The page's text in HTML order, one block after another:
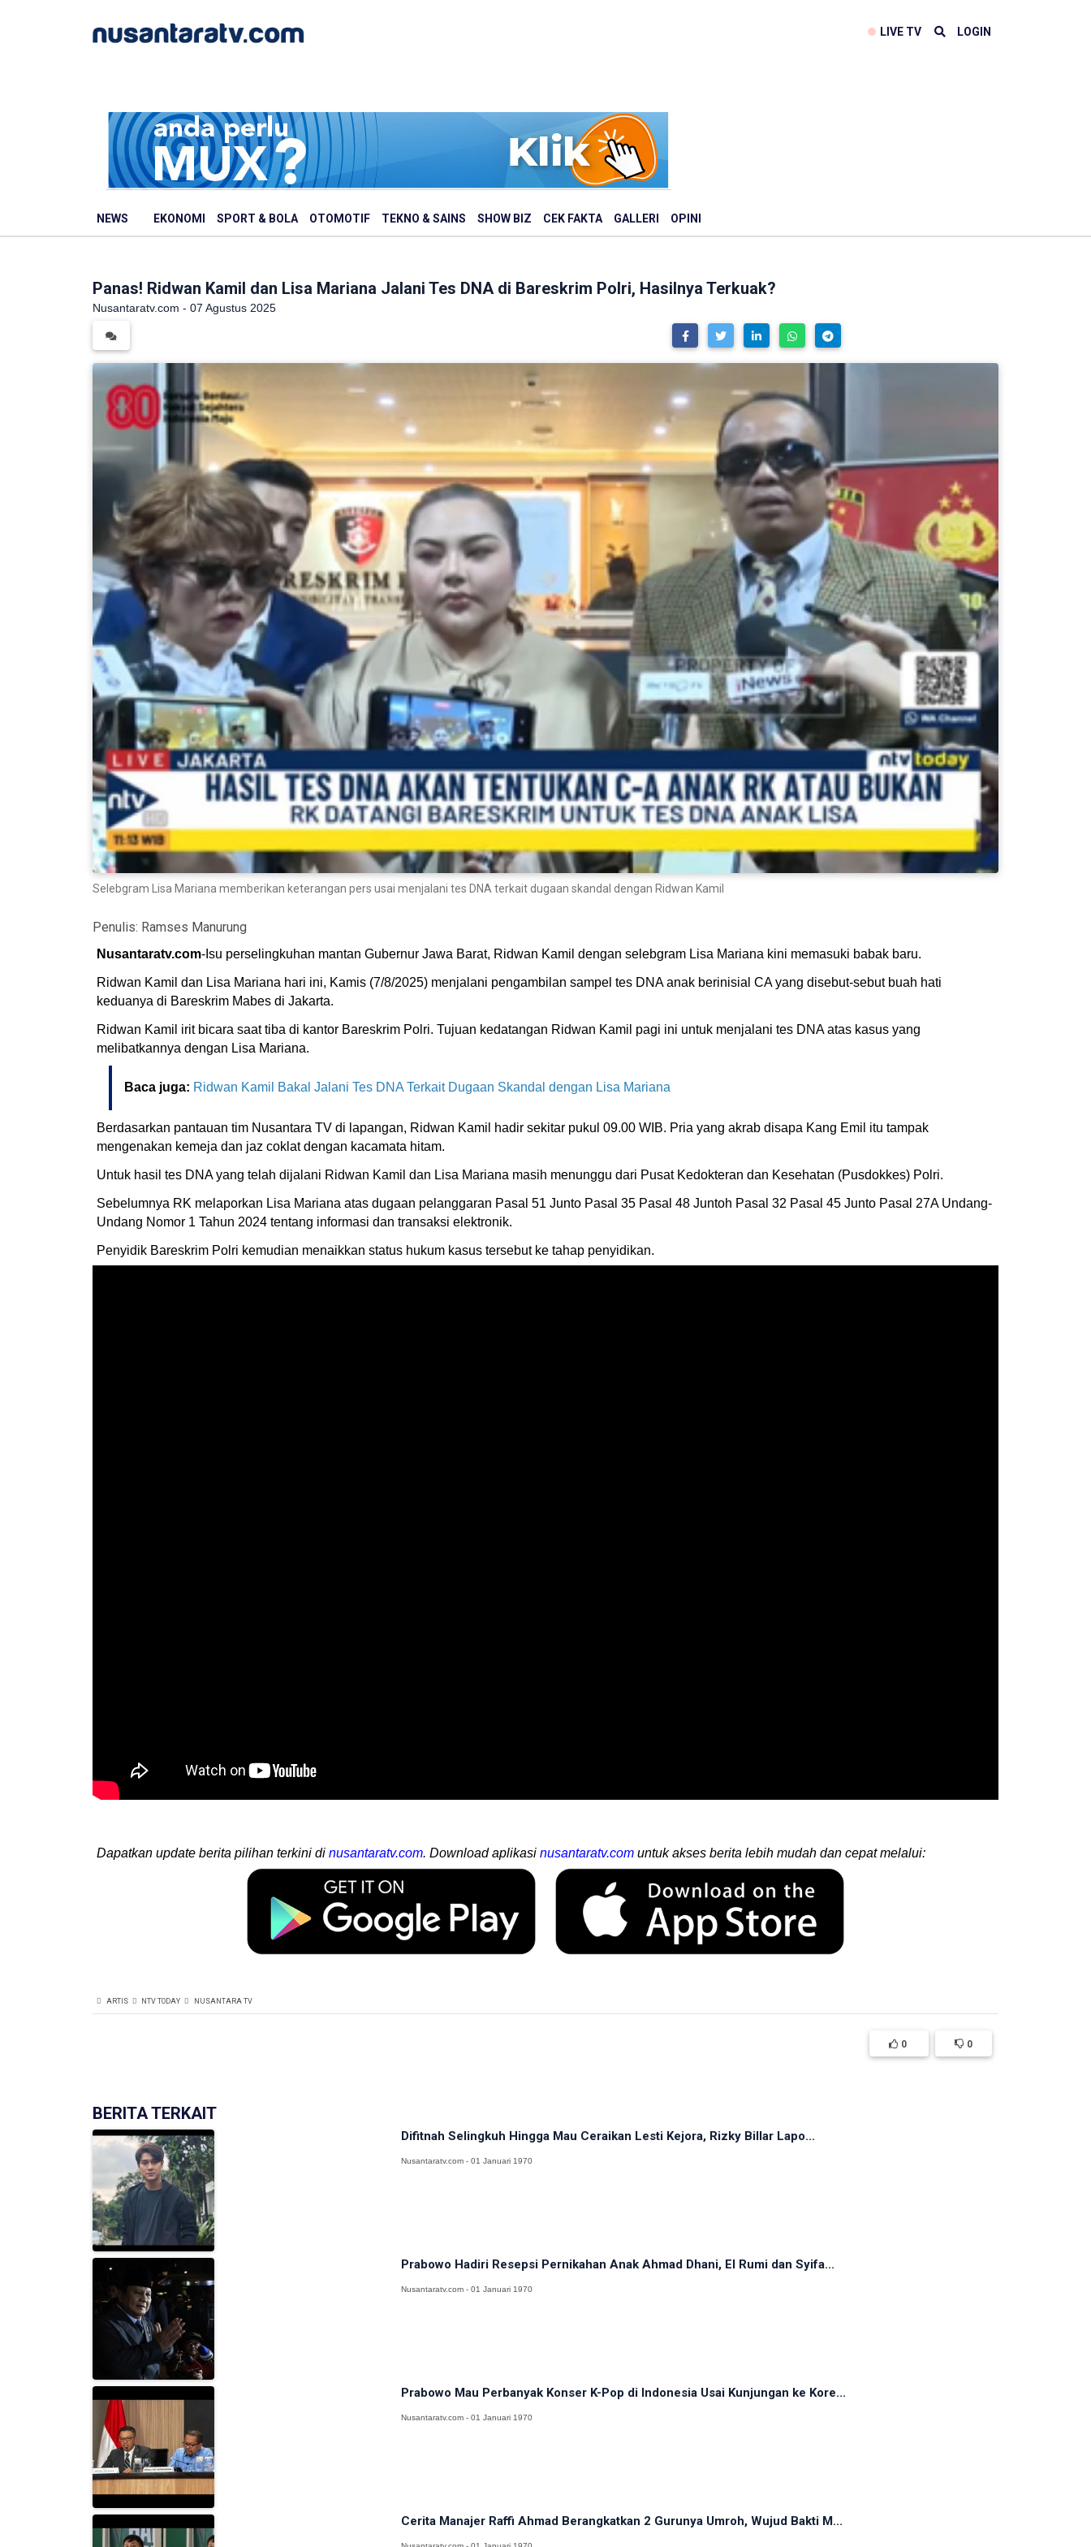
LIVE TV LOGIN
NEWS EKONOMI SPORT & BOLA OTOMOTIF TEKNO & SAINS SHOW BIZ CEK FAKTA GALLERI OPINI
Panas! Ridwan Kamil dan Lisa Mariana Jalani Tes DNA di Bareskrim Polri, Hasilnya Terkuak?
Nusantaratv.com - 07 Agustus 2025
Selebgram Lisa Mariana memberikan keterangan pers usai menjalani tes DNA terkait dugaan skandal dengan Ridwan Kamil
Penulis: Ramses Manurung
Nusantaratv.com-Isu perselingkuhan mantan Gubernur Jawa Barat, Ridwan Kamil dengan selebgram Lisa Mariana kini memasuki babak baru.
Ridwan Kamil dan Lisa Mariana hari ini, Kamis (7/8/2025) menjalani pengambilan sampel tes DNA anak berinisial CA yang disebut-sebut buah hati
keduanya di Bareskrim Mabes di Jakarta.
Ridwan Kamil irit bicara saat tiba di kantor Bareskrim Polri. Tujuan kedatangan Ridwan Kamil pagi ini untuk menjalani tes DNA atas kasus yang
melibatkannya dengan Lisa Mariana.
Baca juga: Ridwan Kamil Bakal Jalani Tes DNA Terkait Dugaan Skandal dengan Lisa Mariana
Berdasarkan pantauan tim Nusantara TV di lapangan, Ridwan Kamil hadir sekitar pukul 09.00 WIB. Pria yang akrab disapa Kang Emil itu tampak
mengenakan kemeja dan jaz coklat dengan kacamata hitam.
Untuk hasil tes DNA yang telah dijalani Ridwan Kamil dan Lisa Mariana masih menunggu dari Pusat Kedokteran dan Kesehatan (Pusdokkes) Polri.
Sebelumnya RK melaporkan Lisa Mariana atas dugaan pelanggaran Pasal 51 Junto Pasal 35 Pasal 48 Juntoh Pasal 32 Pasal 45 Junto Pasal 27A Undang-
Undang Nomor 1 Tahun 2024 tentang informasi dan transaksi elektronik.
Penyidik Bareskrim Polri kemudian menaikkan status hukum kasus tersebut ke tahap penyidikan.
Dapatkan update berita pilihan terkini di nusantaratv.com. Download aplikasi nusantaratv.com untuk akses berita lebih mudah dan cepat melalui:
ARTIS NTV TODAY NUSANTARA TV
0 0
BERITA TERKAIT
Difitnah Selingkuh Hingga Mau Ceraikan Lesti Kejora, Rizky Billar Lapo...
Nusantaratv.com - 01 Januari 1970
Prabowo Hadiri Resepsi Pernikahan Anak Ahmad Dhani, El Rumi dan Syifa...
Nusantaratv.com - 01 Januari 1970
Prabowo Mau Perbanyak Konser K-Pop di Indonesia Usai Kunjungan ke Kore...
Nusantaratv.com - 01 Januari 1970
Cerita Manajer Raffi Ahmad Berangkatkan 2 Gurunya Umroh, Wujud Bakti M...